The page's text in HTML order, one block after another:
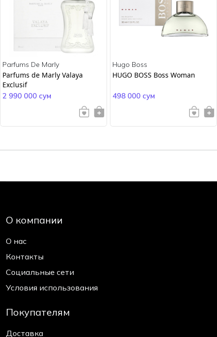
Parfums De Marly
Parfums de Marly Valaya
Exclusif
2 990 000 сум
Hugo Boss
HUGO BOSS Boss Woman
498 000 сум
О компании
О нас
Контакты
Социальные сети
Условия использования
Покупателям
Доставка